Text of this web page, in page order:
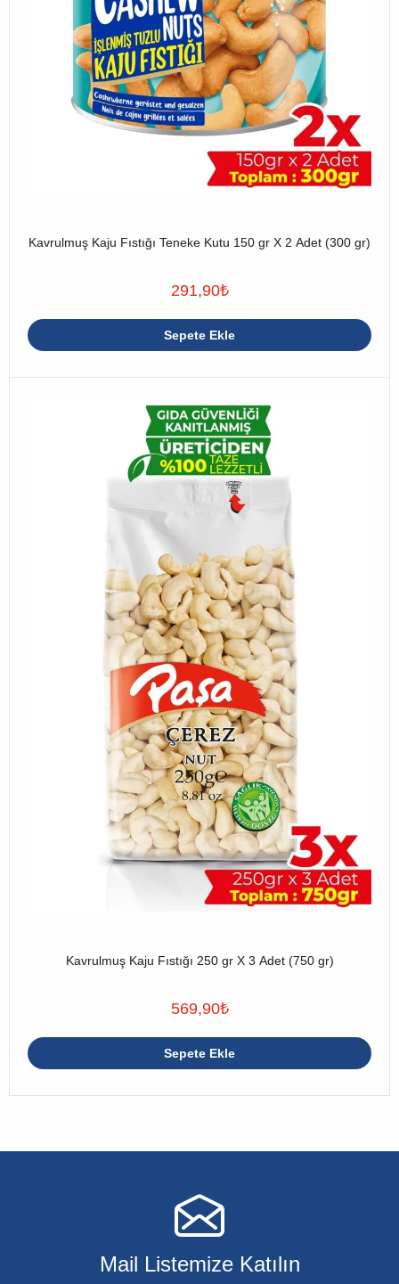
Kavrulmuş Kaju Fıstığı Teneke Kutu 150 gr X 2 Adet (300 gr)
291,90₺
Sepete Ekle
Kavrulmuş Kaju Fıstığı 250 gr X 3 Adet (750 gr)
569,90₺
Sepete Ekle
Mail Listemize Katılın